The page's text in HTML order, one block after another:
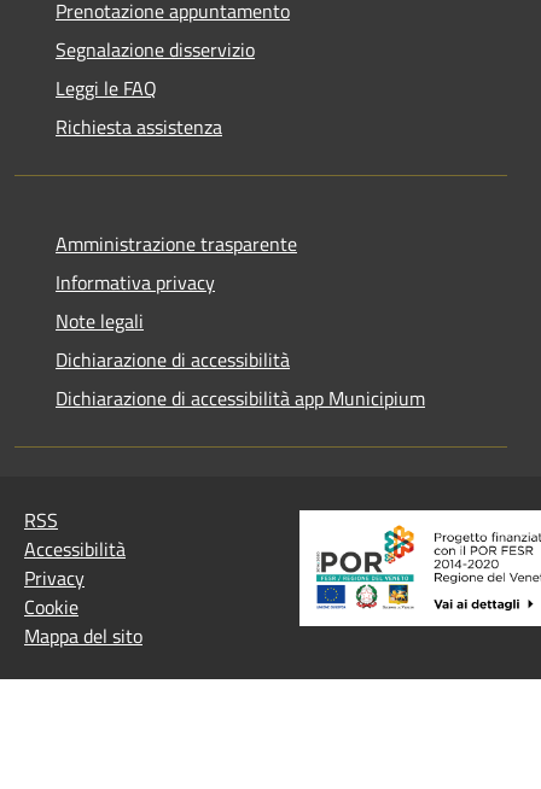
Prenotazione appuntamento
Segnalazione disservizio
Leggi le FAQ
Richiesta assistenza
Amministrazione trasparente
Informativa privacy
Note legali
Dichiarazione di accessibilità
Dichiarazione di accessibilità app Municipium
RSS
Accessibilità
Privacy
Cookie
Mappa del sito